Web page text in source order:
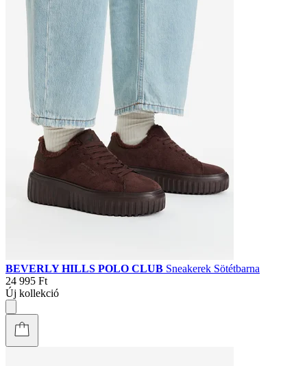
BEVERLY HILLS POLO CLUB Sneakerek Sötétbarna
24 995 Ft
Új kollekció